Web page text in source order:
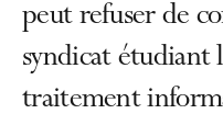
peut refuser de
syndicat étudiant
traitement